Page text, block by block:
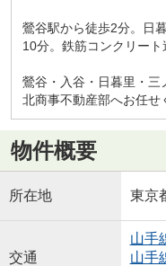
鶯谷駅から徒歩2分。日
10分。鉄筋コンクリート
鶯谷・入谷・日暮里・
北商事不動産部へお任せ
物件概要
所在地 東京
交通
山手
山手